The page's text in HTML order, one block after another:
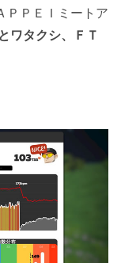
ＰＰＥＩミートア
ワタクシ、ＦＴ